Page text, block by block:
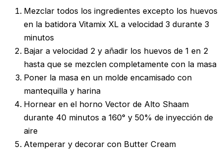
Mezclar todos los ingredientes excepto los huevos
en la batidora Vitamix XL a velocidad 3 durante 3
minutos
Bajar a velocidad 2 y añadir los huevos de 1 en 2
hasta que se mezclen completamente con la masa
Poner la masa en un molde encamisado con
mantequilla y harina
Hornear en el horno Vector de Alto Shaam
durante 40 minutos a 160° y 50% de inyección de
aire
Atemperar y decorar con Butter Cream